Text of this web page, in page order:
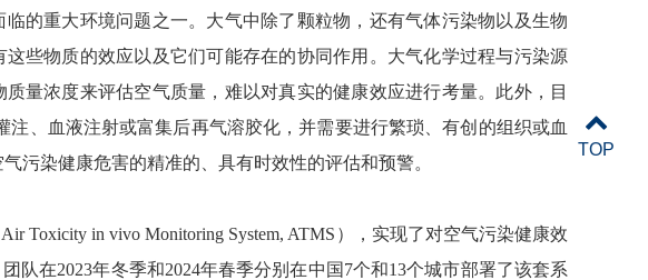
临的重大环境问题之一。大气中除了颗粒物，还有气体污染物以及生物
些物质的效应以及它们可能存在的协同作用。 大气化学过程与污染源
量浓度来评估空气质量， 难以对真实的健康效应进行考量。 此外，目
注、血液注射或富集后再气溶胶化，并需要进行繁琐、有创的组织或血
污染健康危害的精准的、具有时效性的评估和预警。
Air Toxicity in vivo Monitoring System, ATMS ），实现了对空气污染健康效
团队在2023年冬季和2024年春季分别在中国 7个和13个城市部署了该套系
TOP